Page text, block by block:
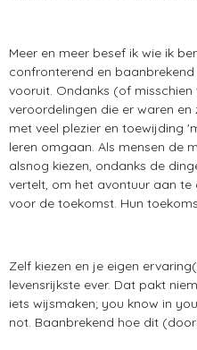
Meer en meer besef ik wie ik
confronterend en
vooruit. Ondanks (of
veroordelingen die er waren en
met veel plezier en toewijding
leren omgaan. Als mensen de
alsnog kiezen, ondanks de
vertelt, om het avontuur aan
voor de toekomst. Hun
Zelf kiezen en je eigen
levensrijkste ever. Dat pakt
iets wijsmaken; you know in
not. Baanbrekend hoe dit